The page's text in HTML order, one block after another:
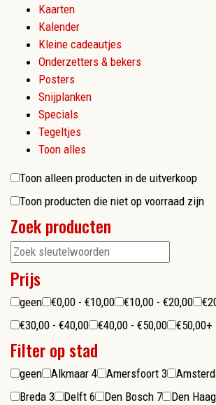
Kaarten
Kalender
Kleine cadeautjes
Onderzetters & bekers
Posters
Snijplanken
Specials
Tegeltjes
Toon alles
Toon alleen producten in de uitverkoop
Toon producten die niet op voorraad zijn
Zoek producten
Prijs
geen €0,00 - €10,00 €10,00 - €20,00
€30,00 - €40,00
€40,00 - €50,00 €50,00+
Filter op stad
geen Alkmaar 4 Amersfoort 3
Breda 3 Delft 6 Den Bosch 7 Den Haag